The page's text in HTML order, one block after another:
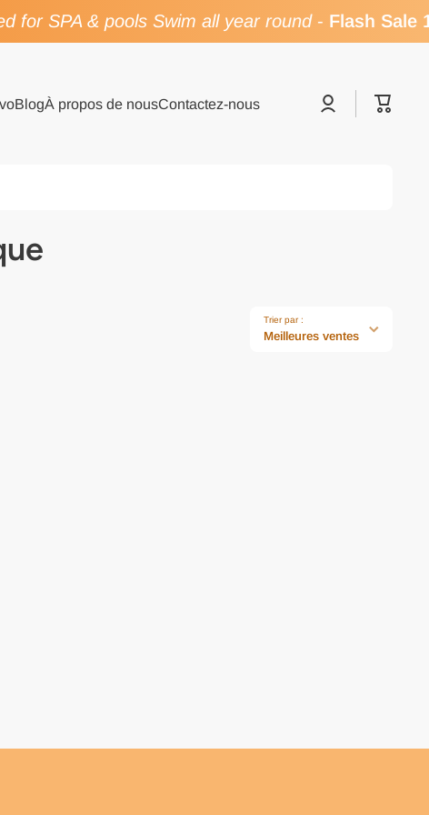
for SPA & pools Swim all year round-Flash Sale
BlogÀ propos de nousContactez-nous
Se
connecter
Panier
Trier par :
Meilleures ventes